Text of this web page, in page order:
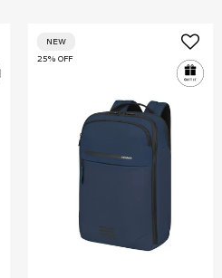
25% OFF
NEW